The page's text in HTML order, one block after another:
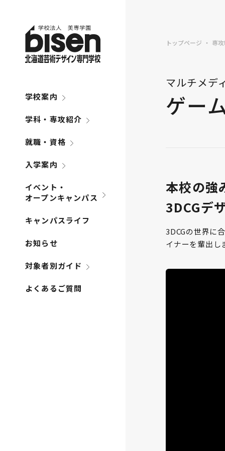
学校案内
学科・専攻紹介
就職・資格
入学案内
イベント・
オープンキャンパス
キャンパスライフ
お知らせ
対象者別ガイド
よくあるご質問
トップページ 専
マルチメデ
ゲー
本校の強
3DCGデ
3DCGの世界に
イナーを輩出し